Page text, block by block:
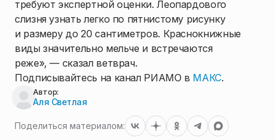
требуют экспертной оценки. Леопардового
слизня узнать легко по пятнистому рисунку
и размеру до 20 сантиметров. Краснокнижные
виды значительно мельче и встречаются
реже», — сказал ветврач.
Подписывайтесь на канал РИАМО в МАКС.
Автор:
Аля Светлая
Поделиться материалом: